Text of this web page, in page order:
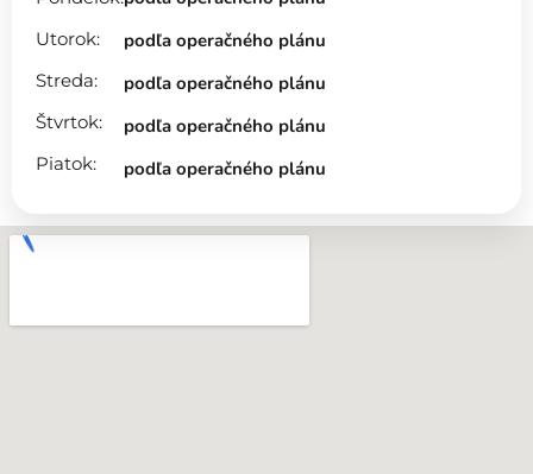
Utorok:
Streda:
Štvrtok:
Piatok:
podľa operačného plánu
podľa operačného plánu
podľa operačného plánu
podľa operačného plánu